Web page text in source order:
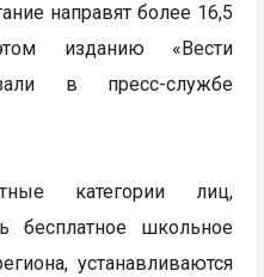
направят более 16,5
изданию «Вести
в пресс-службе
категории лиц,
бесплатное школьное
устанавливаются